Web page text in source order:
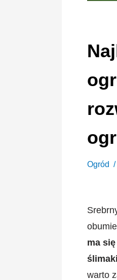
Ogród
ma
warto